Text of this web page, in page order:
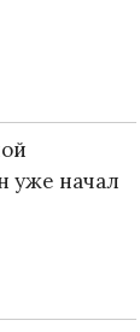
уже начал